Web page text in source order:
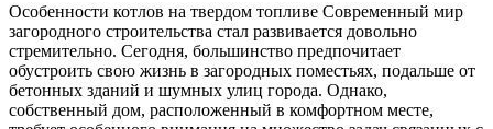
Особенности котлов на твердом топливе Современный мир
загородного строительства стал развивается довольно
стремительно. Сегодня, большинство предпочитает
обустроить свою жизнь в загородных поместьях, подальше от
бетонных зданий и шумных улиц города. Однако,
собственный дом, расположенный в комфортном месте,